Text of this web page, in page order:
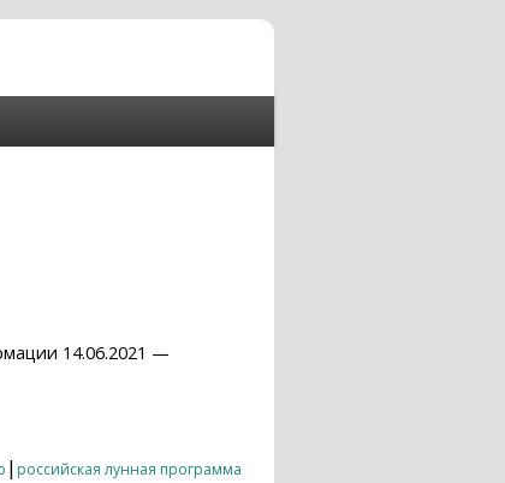
14.06.2021 —
| российская лунная программа